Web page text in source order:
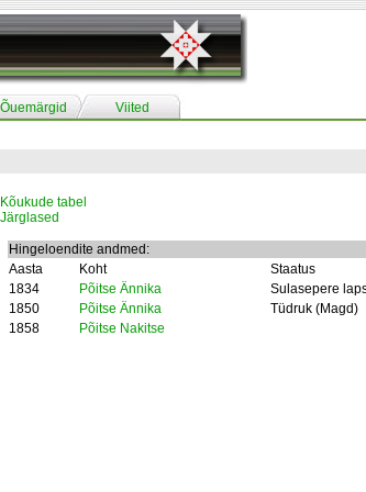
Õuemärgid Viited
Kõukude tabel
Järglased
Hingeloendite andmed:
Aasta
Koht
Staatus
1834
Põitse Ännika
Sulasepere
1850
Põitse Ännika
Tüdruk (Magd)
1858
Põitse Nakitse